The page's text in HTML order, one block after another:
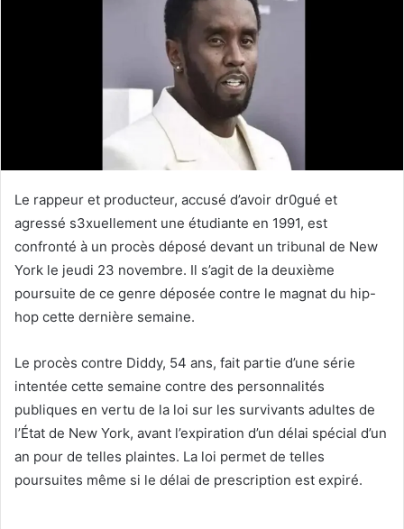
Le rappeur et producteur, accusé d’avoir dr0gué et
agressé s3xuellement une étudiante en 1991, est
confronté à un procès déposé devant un tribunal de New
York le jeudi 23 novembre. Il s’agit de la deuxième
poursuite de ce genre déposée contre le magnat du hip-
hop cette dernière semaine.
Le procès contre Diddy, 54 ans, fait partie d’une série
intentée cette semaine contre des personnalités
publiques en vertu de la loi sur les survivants adultes de
l’État de New York, avant l’expiration d’un délai spécial d’un
an pour de telles plaintes. La loi permet de telles
poursuites même si le délai de prescription est expiré.